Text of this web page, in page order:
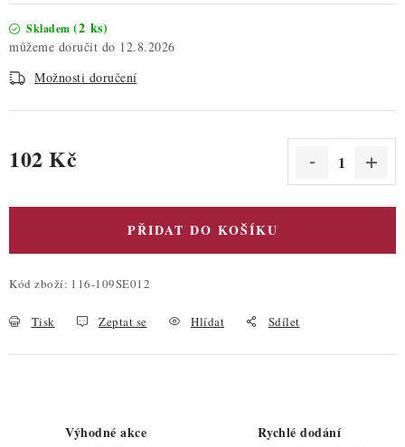
Skladem (2 ks)
12.8.2026
Možnosti doručení
102 Kč
PŘIDAT DO KOŠÍKU
Kód zboží: 116-109SE012
Tisk Zeptat se Hlídat Sdílet
Výhodné akce Rychlé dodání